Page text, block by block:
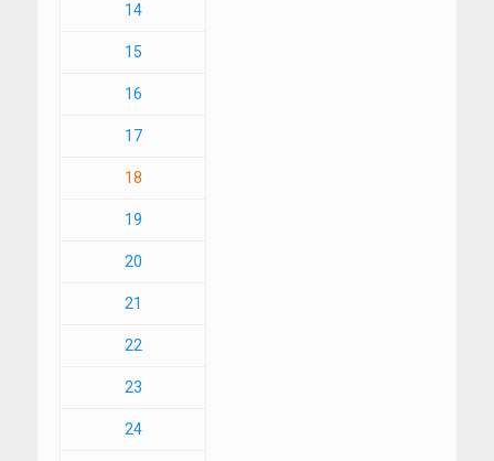
14
15
16
17
18
19
20
21
22
23
24